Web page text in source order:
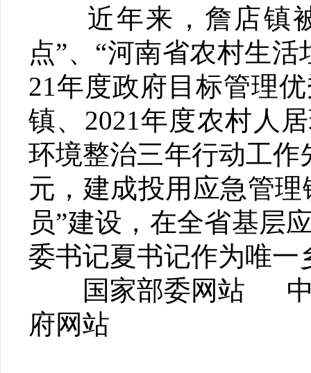
近年来，詹店镇被
点”、“河南省农村生
21年度政府目标管理
镇、2021年度农村人
环境整治三年行动工作
元，建成投用应急管
员”建设，在全省基层
委书记夏书记作为唯
国家部委网站 中
府网站